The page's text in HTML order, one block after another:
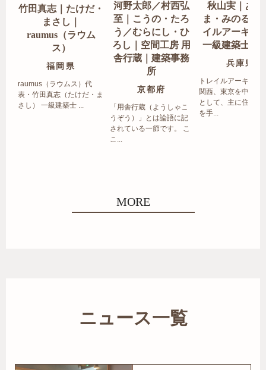
竹田真志｜たけだ・
まさし｜
raumus（ラウム
ス）
福岡県
raumus（ラウムス）代
表・竹田真志（たけだ・ま
さし） 一級建築士 ...
河野太郎／村西弘
至｜こうの・たろ
う／むらにし・ひ
ろし｜空間工房 用
舎行蔵｜建築事務
所
京都府
「用舎行蔵（ようしゃこ
うぞう）」とは論語に記
されている一節です。 こ
こ...
秋山実｜あき
ま・みのる｜
イルアーキテ
一級建築士事
兵庫県
トレイルアーキテク
関西、東京を中心エ
として、主に住宅の
を手...
MORE
ニュース一覧